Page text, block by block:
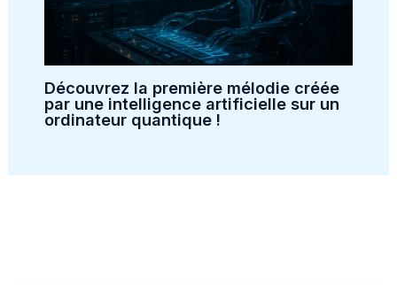
Découvrez la première mélodie créée
par une intelligence artificielle sur un
ordinateur quantique !